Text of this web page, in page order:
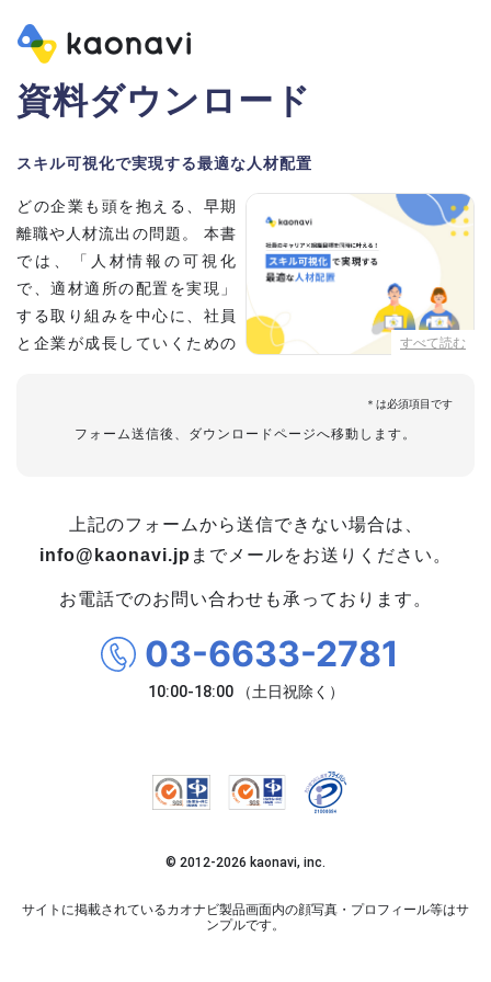
資料ダウンロード
スキル可視化で実現する最適な人材配置
すべて読む
どの企業も頭を抱える、早期
離職や人材流出の問題。 本書
では、「人材情報の可視化
で、適材適所の配置を実現」
する取り組みを中心に、社員
と企業が成長していくための
・導入イメージとリーダー育成への応用
フォーム送信後、ダウンロードページへ移動します。
上記のフォームから送信できない場合は、
info@kaonavi.jp までメールをお送りください。
お電話でのお問い合わせも承っております。
03-6633-2781
© 2012-2026 kaonavi, inc.
サイトに掲載されているカオナビ製品画面内の顔写真・プロフィール等はサ
ンプルです。